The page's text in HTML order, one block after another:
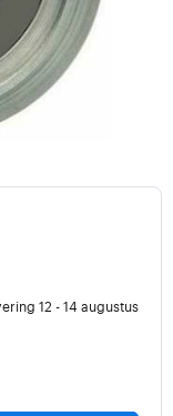
12 - 14 augustus